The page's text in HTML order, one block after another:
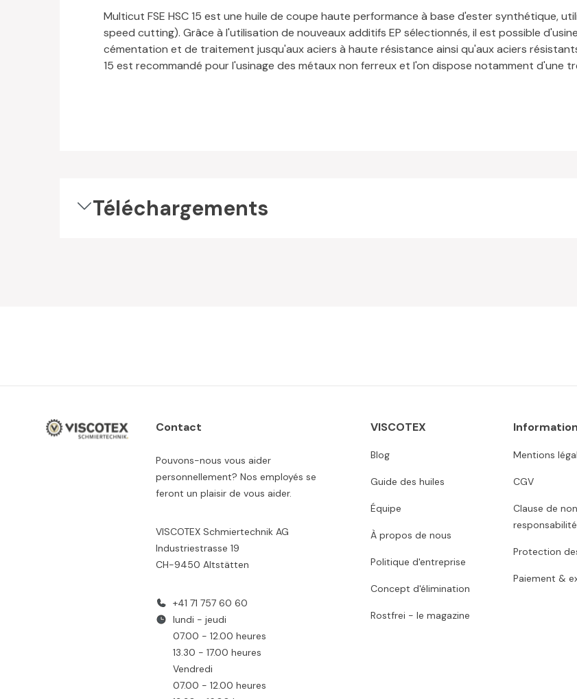
Multicut FSE HSC 15 est une huile de coupe haute performance à base d'ester synthétique,
speed cutting). Grâce à l'utilisation de nouveaux additifs EP sélectionnés, il est possible
cémentation et de traitement jusqu'aux aciers à haute résistance ainsi qu'aux aciers
15 est recommandé pour l'usinage des métaux non ferreux et l'on dispose notamment d'une
Téléchargements
Contact
Pouvons-nous vous aider
personnellement? Nos employés se
feront un plaisir de vous aider.
VISCOTEX Schmiertechnik AG
Industriestrasse 19
CH-9450 Altstätten
+41 71 757 60 60
lundi - jeudi
07.00 - 12.00 heures
13.30 - 17.00 heures
Vendredi
07.00 - 12.00 heures
VISCOTEX
Blog
Guide des huiles
Équipe
À propos de nous
Politique d'entreprise
Concept d'élimination
Rostfrei - le magazine
Mentions
CGV
Clause de
responsabilité
Protection
Paiement &